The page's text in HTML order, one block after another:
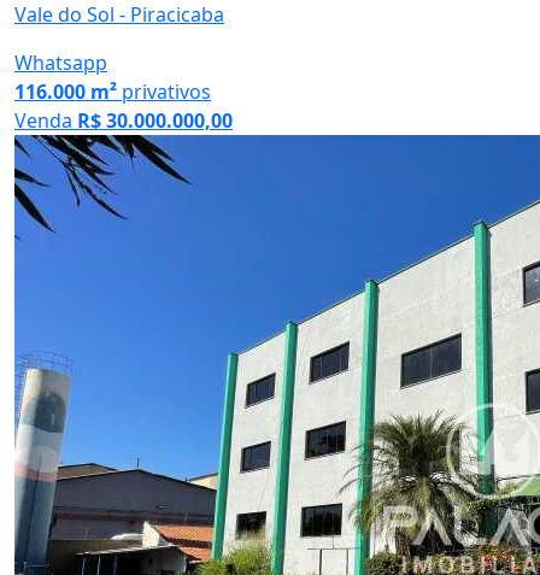
Vale do Sol - Piracicaba
Whatsapp
116.000 m² privativos
Venda R$ 30.000.000,00